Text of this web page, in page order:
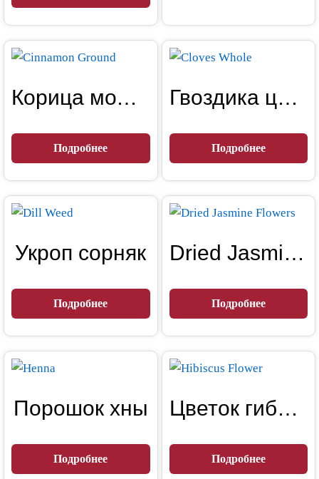
Корица молотая
Подробнее
Гвоздика целая
Подробнее
Укроп сорняк
Подробнее
Dried Jasmine Flowers
Подробнее
Порошок хны
Подробнее
Цветок гибискуса
Подробнее